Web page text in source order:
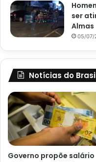
ser
Almas
05/07/
Notícias do
Governo propõe salário